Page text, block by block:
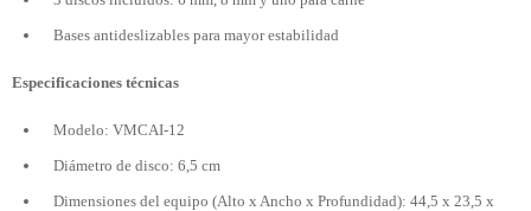
Bases antideslizables para mayor estabilidad
Especificaciones técnicas
Modelo: VMCAI-12
Diámetro de disco: 6,5 cm
Dimensiones del equipo (Alto x Ancho x Profundidad): 44,5 x 23,5 x